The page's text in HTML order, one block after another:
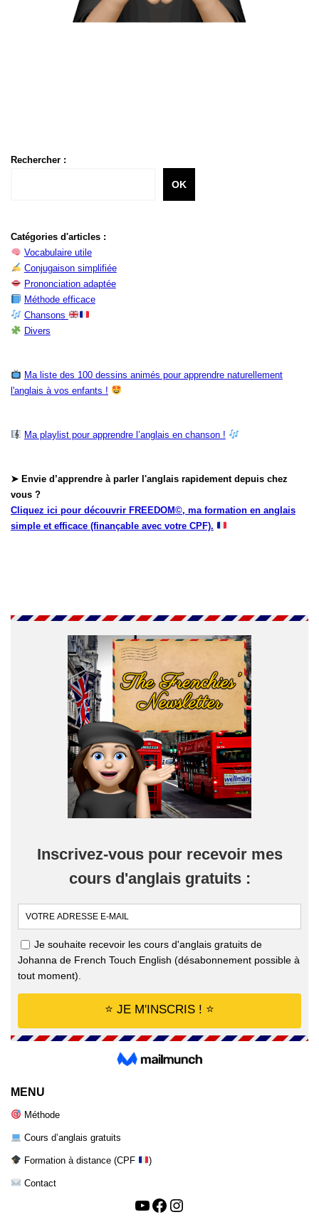
Rechercher :
OK
Catégories d'articles :
Vocabulaire utile
Conjugaison simplifiée
Prononciation adaptée
Méthode efficace
Chansons
Divers
Ma liste des 100 dessins animés pour apprendre naturellement
l'anglais à vos enfants !
Ma playlist pour apprendre l’anglais en chanson !
➤ Envie d’apprendre à parler l'anglais rapidement depuis chez
vous ?
Cliquez ici pour découvrir FREEDOM©, ma formation en anglais
simple et efficace (finançable avec votre CPF).
MENU
Méthode
Cours d’anglais gratuits
Formation à distance (CPF )
Contact